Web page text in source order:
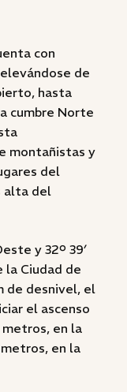
con
de
hasta
cumbre Norte
montañistas y
del
alta del
y 32º 39′
la Ciudad de
de desnivel, el
el ascenso
metros, en la
en la